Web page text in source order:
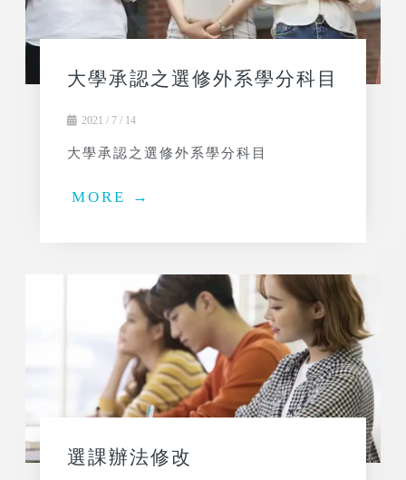
大學承認之選修外系學分科目
2021 / 7 / 14
大學承認之選修外系學分科目
MORE →
選課辦法修改